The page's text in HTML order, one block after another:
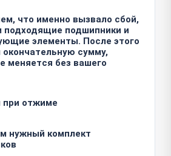
что именно вызвало сбой,
подходящие подшипники и
элементы. После этого
сумму,
меняется без вашего
при отжиме
нужный комплект